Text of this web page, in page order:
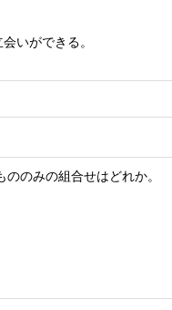
いができる。
のみの組合せはどれか。